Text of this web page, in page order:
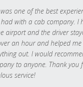
one of the best
had with a cab company. I
airport and the driver
an hour and helped
out. I would
to anyone. Thank you
service!